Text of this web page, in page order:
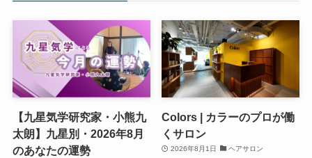
【九星気学研究家・小熊九
太朗】九星別・2026年8月
のあなたの運勢
Colors | カラーのプロが働
くサロン
2026年8月1日 ヘアサロン